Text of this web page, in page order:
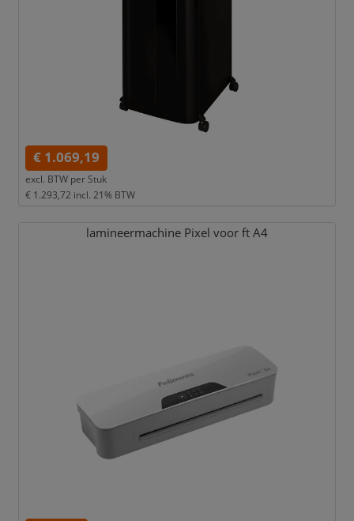
€ 1.069,19
excl. BTW per Stuk
€ 1.293,72 incl. 21% BTW
lamineermachine Pixel voor ft A4